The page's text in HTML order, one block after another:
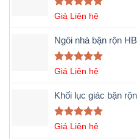
Được xếp
5 sao
Giá Liên hệ
Ngôi nhà bận rộn
Được xếp
5 sao
Giá Liên hệ
Khối lục giác bận
Được xếp
Giá Liên hệ